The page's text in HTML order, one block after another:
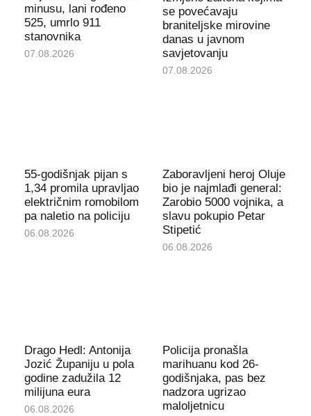
minusu, lani rođeno
525, umrlo 911
stanovnika
07.08.2026
se povećavaju
braniteljske mirovine
danas u javnom
savjetovanju
07.08.2026
55-godišnjak pijan s
1,34 promila upravljao
električnim romobilom
pa naletio na policiju
06.08.2026
Zaboravljeni heroj Oluje
bio je najmlađi general:
Zarobio 5000 vojnika, a
slavu pokupio Petar
Stipetić
06.08.2026
Drago Hedl: Antonija
Jozić Županiju u pola
godine zadužila 12
milijuna eura
06.08.2026
Policija pronašla
marihuanu kod 26-
godišnjaka, pas bez
nadzora ugrizao
maloljetnicu